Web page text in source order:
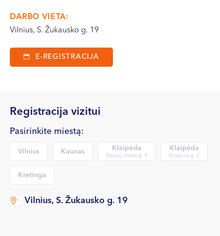
DARBO VIETA:
Vilnius, S. Žukausko g. 19
E-REGISTRACIJA
Registracija vizitui
Pasirinkite miestą:
Vilnius Kaunas Klaipėda
Naujoji Uosto g. 9
Klaipėda
Dragūnų g. 2
Kretinga
Vilnius, S. Žukausko g. 19